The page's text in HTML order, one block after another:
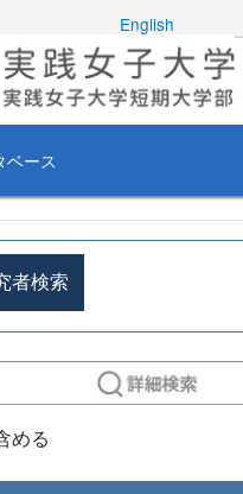
English
ベース
者検索
める